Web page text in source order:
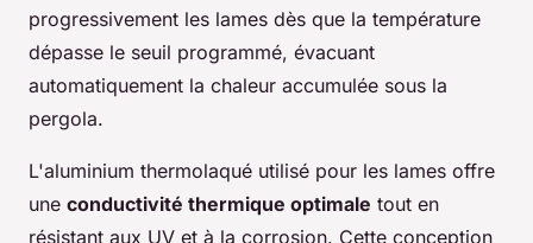
progressivement les lames dès que la température
dépasse le seuil programmé, évacuant
automatiquement la chaleur accumulée sous la
pergola.
L'aluminium thermolaqué utilisé pour les lames offre
une conductivité thermique optimale tout en
résistant aux UV et à la corrosion. Cette conception